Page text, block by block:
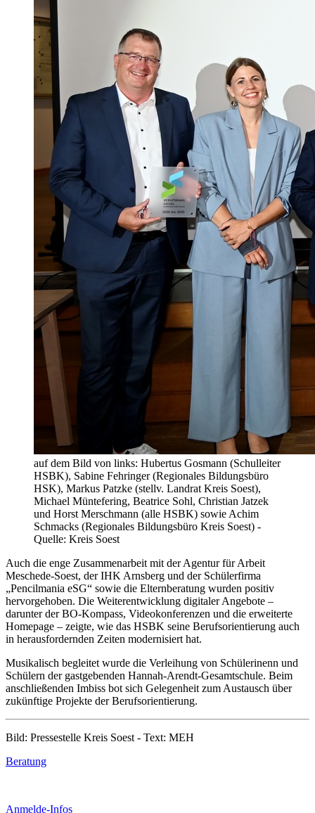
auf dem Bild von links: Hubertus Gosmann (Schulleiter
HSBK), Sabine Fehringer (Regionales Bildungsbüro
HSK), Markus Patzke (stellv. Landrat Kreis Soest),
Michael Müntefering, Beatrice Sohl, Christian Jatzek
und Horst Merschmann (alle HSBK) sowie Achim
Schmacks (Regionales Bildungsbüro Kreis Soest) -
Quelle: Kreis Soest
Auch die enge Zusammenarbeit mit der Agentur für Arbeit
Meschede‑Soest, der IHK Arnsberg und der Schülerfirma
„Pencilmania eSG“ sowie die Elternberatung wurden positiv
hervorgehoben. Die Weiterentwicklung digitaler Angebote –
darunter der BO‑Kompass, Videokonferenzen und die erweiterte
Homepage – zeigte, wie das HSBK seine Berufsorientierung auch
in herausfordernden Zeiten modernisiert hat.
Musikalisch begleitet wurde die Verleihung von Schülerinenn und
Schülern der gastgebenden Hannah-Arendt-Gesamtschule. Beim
anschließenden Imbiss bot sich Gelegenheit zum Austausch über
zukünftige Projekte der Berufsorientierung.
Bild: Pressestelle Kreis Soest - Text: MEH
Beratung
Anmelde-Infos